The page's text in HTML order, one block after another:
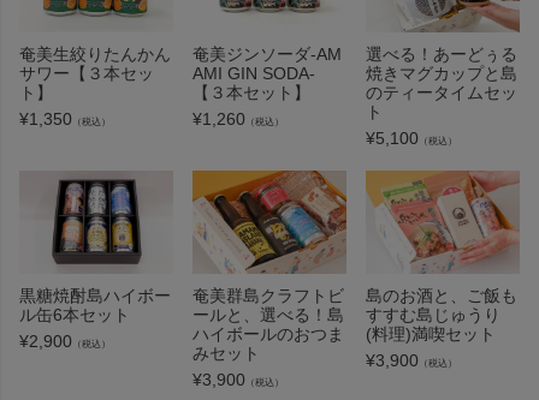
奄美生絞りたんかん
サワー【３本セッ
ト】
¥1,350 （税込）
奄美ジンソーダ-AM
AMI GIN SODA-
【３本セット】
¥1,260 （税込）
選べる！あーどぅる
焼きマグカップと島
のティータイムセッ
ト
¥5,100 （税込）
黒糖焼酎島ハイボー
ル缶6本セット
¥2,900 （税込）
奄美群島クラフトビ
ールと、選べる！島
ハイボールのおつま
みセット
¥3,900 （税込）
島のお酒と、ご飯も
すすむ島じゅうり
(料理)満喫セット
¥3,900 （税込）